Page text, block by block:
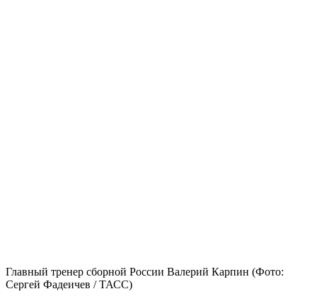
Главный тренер сборной России Валерий Карпин (Фото:
Сергей Фадеичев / ТАСС)